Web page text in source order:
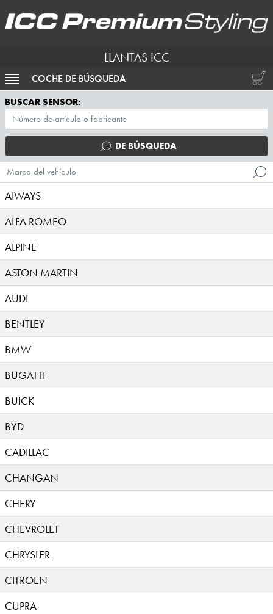
LLANTAS ICC
ACTIVAR NAVEGACIÓN
COCHE DE BÚSQUEDA
BUSCAR SENSOR:
DE BÚSQUEDA
Marca del vehículo
AIWAYS
ALFA ROMEO
ALPINE
ASTON MARTIN
AUDI
BENTLEY
BMW
BUGATTI
BUICK
BYD
CADILLAC
CHANGAN
CHERY
CHEVROLET
CHRYSLER
CITROEN
CUPRA